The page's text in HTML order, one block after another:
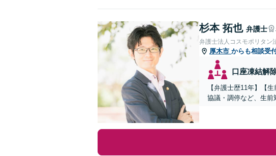
杉本 拓也 弁護士
弁護士法人コスモポリタン
厚木市 からも相談受
口座凍結解
【弁護士歴11年】【
協議・調停など、生前